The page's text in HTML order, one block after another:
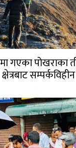
गएका
क्षेत्रबाट सम्पर्कविहीन